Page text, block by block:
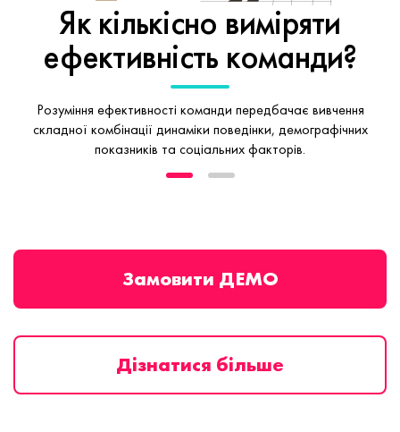
Як кількісно виміряти
ефективність команди?
Розуміння ефективності команди передбачає вивчення
складної комбінації динаміки поведінки, демографічних
показників та соціальних факторів.
Замовити ДЕМО
Дізнатися більше